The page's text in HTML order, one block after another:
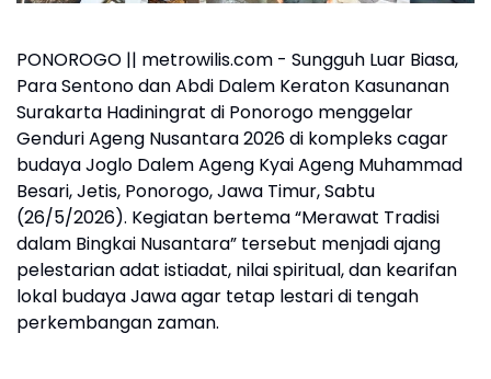
PONOROGO || metrowilis.com - Sungguh Luar Biasa,
Para Sentono dan Abdi Dalem Keraton Kasunanan
Surakarta Hadiningrat di Ponorogo menggelar
Genduri Ageng Nusantara 2026 di kompleks cagar
budaya Joglo Dalem Ageng Kyai Ageng Muhammad
Besari, Jetis, Ponorogo, Jawa Timur, Sabtu
(26/5/2026). Kegiatan bertema “Merawat Tradisi
dalam Bingkai Nusantara” tersebut menjadi ajang
pelestarian adat istiadat, nilai spiritual, dan kearifan
lokal budaya Jawa agar tetap lestari di tengah
perkembangan zaman.